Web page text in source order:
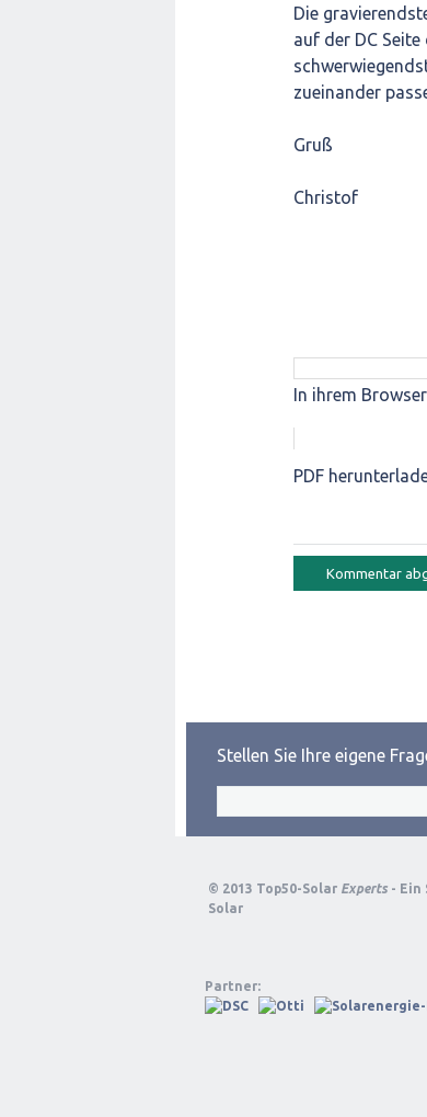
Die
auf der DC
zueinander
Gruß
Christof
In ihrem
PDF
Stellen Sie Ihre eigene
© 2013 Top50-Solar Experts - Ein
Solar
Partner: